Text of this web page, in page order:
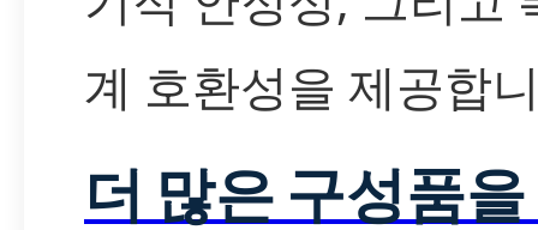
계 호환성을 제공합
더 많은 구성품